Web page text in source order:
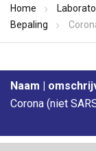
Home
Bepaling
Naam |
Corona (niet